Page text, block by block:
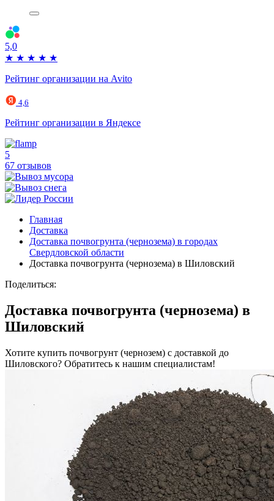
5,0
★ ★ ★ ★ ★
Рейтинг организации на Avito
4,6
Рейтинг организации в Яндексе
5
67 отзывов
Главная
Доставка
Доставка почвогрунта (чернозема) в городах
Свердловской области
Доставка почвогрунта (чернозема) в Шиловский
Поделиться:
Доставка почвогрунта (чернозема) в
Шиловский
Хотите купить почвогрунт (чернозем) с доставкой до
Шиловского? Обратитесь к нашим специалистам!